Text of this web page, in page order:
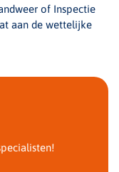
of Inspectie
aan de wettelijke